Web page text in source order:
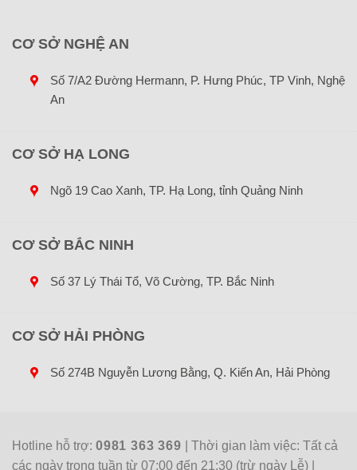
CƠ SỞ NGHỆ AN
Số 7/A2 Đường Hermann, P. Hưng Phúc, TP Vinh, Nghệ
An
CƠ SỞ HẠ LONG
Ngõ 19 Cao Xanh, TP. Hạ Long, tỉnh Quảng Ninh
CƠ SỞ BẮC NINH
Số 37 Lý Thái Tổ, Võ Cường, TP. Bắc Ninh
CƠ SỞ HẢI PHÒNG
Số 274B Nguyễn Lương Bằng, Q. Kiến An, Hải Phòng
Hotline hỗ trợ: 0981 363 369
| Thời gian làm việc: Tất cả
các ngày trong tuần từ 07:00 đến 21:30 (trừ ngày Lễ) |